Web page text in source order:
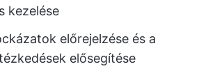
kezelése
előrejelzése és a
elősegítése